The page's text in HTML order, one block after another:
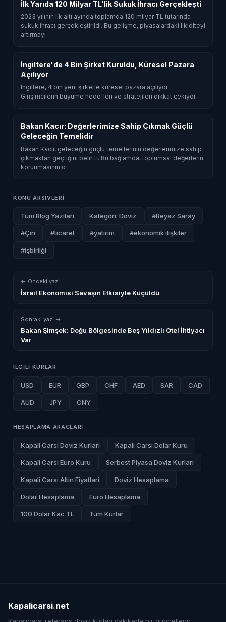
İlk Yarıda 120 Milyar TL'lik Sukuk İhracı Gerçekleşti
2023 yılının ilk altı ayında toplamda 120 milyar TL tutarında
sukuk ihracı gerçekleştirildi. Bu gelişme, piyasalardaki likiditeyi
artırmayı
İngiltere'de 4 Bin Şirket Kuruldu, Küresel Pazara
Açılıyor
İngiltere, 4 bin yeni şirketle küresel pazara açılıyor.
Girişimcilerin büyüme hedefleri ve stratejileri dikkat çekiyor.
Bakan Kacır: Değerlerimize Sahip Çıkmak Güçlü
Geleceğin Temelidir
Bakan Kacır, geleceğin güçlü temellerinin değerlerimize sahip
çıkmaktan geçtiğini belirtti. Bu bağlamda, toplumsal değerlerin
korunmasının ö
KONU ARSIVLERI
Tum Blog Yazilari Kategori: Döviz #Beyaz Saray
#Çin #ticaret #yatırım #ekonomik ilişkiler
#işbirliği
← Onceki yazi
İsrail Ekonomisi Savaşın Etkisiyle Küçüldü
Sonraki yazi →
Bakan Şimşek: Doğu Bölgesinde Beş Yıldızlı Otel İhtiyacı
Var
ILGILI KURLAR
USD EUR GBP CHF AED SAR CAD
AUD JPY CNY
HESAPLAMA ARACLARI
Kapali Carsi Doviz Kurlari Kapali Carsi Dolar Kuru
Kapali Carsi Euro Kuru Serbest Piyasa Doviz Kurlari
Kapali Carsi Altin Fiyatlari Doviz Hesaplama
Dolar Hesaplama Euro Hesaplama
100 Dolar Kac TL Tum Kurlar
Kapalicarsi.net